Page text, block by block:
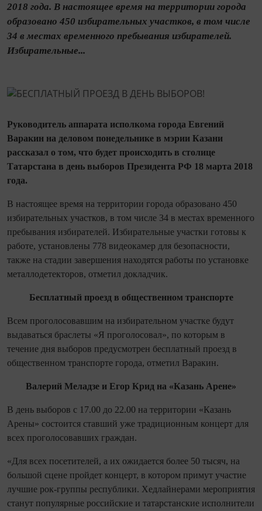
2018 года. В настоящее время на территории города
образовано 450 избирательных участков, в том числе
34 в местах временного пребывания избирателей.
Избирательные...
Руководитель аппарата исполкома города Евгений
Варакин на деловом понедельнике в мэрии Казани
рассказал о том, что будет происходить в столице
Татарстана в день выборов Президента РФ 18 марта 2018
года.
В настоящее время на территории города образовано 450
избирательных участков, в том числе 34 в местах временного
пребывания избирателей. Избирательные участки готовы к
работе, установлены 778 видеокамер для безопасности,
также на стадии завершения находятся работы по установке
металлодетекторов, отметил докладчик.
Бесплатный проезд в общественном транспорте
Всем проголосовавшим на избирательном участке будут
выдаваться браслеты «Я проголосовал», по которым в
течение дня выборов предусмотрен бесплатный проезд в
общественном транспорте города, отметил Варакин.
Валерий Меладзе и Егор Крид на «Казань Арене»
В день выборов с 17.00 до 22.00 на территории «Казань
Арены» состоится ставший уже традиционным концерт для
всех проголосовавших граждан.
«Для всех посетителей, а их ожидается более 50 тысяч, на
большой сцене пройдет концерт, в котором примут участие
лучшие рок-группы республики. Хедлайнерами мероприятия
станут популярные российские и татарстанские исполнители